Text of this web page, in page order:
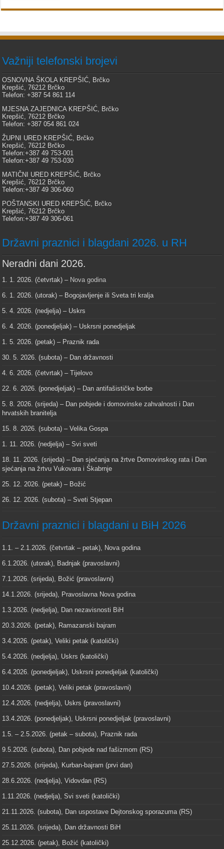
Važniji telefonski brojevi
OSNOVNA ŠKOLA KREPŠIĆ, Brčko
Krepšić, 76212 Brčko
Telefon: +387 54 861 114
MJESNA ZAJEDNICA KREPŠIĆ, Brčko
Krepšić, 76212 Brčko
Telefon: +387 054 861 024
ŽUPNI URED KREPŠIĆ, Brčko
Krepšić, 76212 Brčko
Telefon:+387 49 753-001
Telefon:+387 49 753-030
MATIČNI URED KREPŠIĆ, Brčko
Krepšić, 76212 Brčko
Telefon:+387 49 306-060
POŠTANSKI URED KREPŠIĆ, Brčko
Krepšić, 76212 Brčko
Telefon:+387 49 306-061
Državni praznici i blagdani 2026. u RH
Neradni dani 2026.
1. 1. 2026. (četvrtak) – Nova godina
6. 1. 2026. (utorak) – Bogojavljenje ili Sveta tri kralja
5. 4. 2026. (nedjelja) – Uskrs
6. 4. 2026. (ponedjeljak) – Uskrsni ponedjeljak
1. 5. 2026. (petak) – Praznik rada
30. 5. 2026. (subota) – Dan državnosti
4. 6. 2026. (četvrtak) – Tijelovo
22. 6. 2026. (ponedjeljak) – Dan antifašističke borbe
5. 8. 2026. (srijeda) – Dan pobjede i domovinske zahvalnosti i Dan
hrvatskih branitelja
15. 8. 2026. (subota) – Velika Gospa
1. 11. 2026. (nedjelja) – Svi sveti
18. 11. 2026. (srijeda) – Dan sjećanja na žrtve Domovinskog rata i Dan
sjećanja na žrtvu Vukovara i Škabrnje
25. 12. 2026. (petak) – Božić
26. 12. 2026. (subota) – Sveti Stjepan
Državni praznici i blagdani u BiH 2026
1.1. – 2.1.2026. (četvrtak – petak), Nova godina
6.1.2026. (utorak), Badnjak (pravoslavni)
7.1.2026. (srijeda), Božić (pravoslavni)
14.1.2026. (srijeda), Pravoslavna Nova godina
1.3.2026. (nedjelja), Dan nezavisnosti BiH
20.3.2026. (petak), Ramazanski bajram
3.4.2026. (petak), Veliki petak (katolički)
5.4.2026. (nedjelja), Uskrs (katolički)
6.4.2026. (ponedjeljak), Uskrsni ponedjeljak (katolički)
10.4.2026. (petak), Veliki petak (pravoslavni)
12.4.2026. (nedjelja), Uskrs (pravoslavni)
13.4.2026. (ponedjeljak), Uskrsni ponedjeljak (pravoslavni)
1.5. – 2.5.2026. (petak – subota), Praznik rada
9.5.2026. (subota), Dan pobjede nad fašizmom (RS)
27.5.2026. (srijeda), Kurban-bajram (prvi dan)
28.6.2026. (nedjelja), Vidovdan (RS)
1.11.2026. (nedjelja), Svi sveti (katolički)
21.11.2026. (subota), Dan uspostave Dejtonskog sporazuma (RS)
25.11.2026. (srijeda), Dan državnosti BiH
25.12.2026. (petak), Božić (katolički)